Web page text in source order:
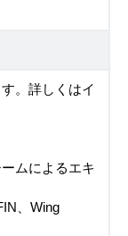
。詳しくはイ
ムによるエキ
、Wing